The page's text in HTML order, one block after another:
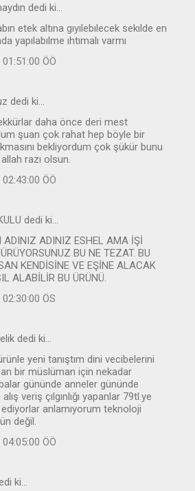
dedi ki…
etek altına gıyılebılecek sekılde en
yapılabılme ıhtımalı varmı
ÖÖ
dedi ki…
daha önce deri mest
şuan çok rahat hep böyle bir
bekliyordum çok şükür bunu
razı olsun.
ÖÖ
dedi ki…
ADINIZ ADINIZ ESHEL AMA İŞİ
BU NE TEZAT. BU
KENDİSİNE VE EŞİNE ALACAK
ALABİLİR BU ÜRÜNÜ.
ÖS
dedi ki…
yeni tanıştım dini vecibelerini
bir müslüman için nekadar
gününde anneler gününde
veriş çılgınlığı yapanlar 79tl.ye
anlamıyorum teknoloji
değil.
ÖÖ
ki…